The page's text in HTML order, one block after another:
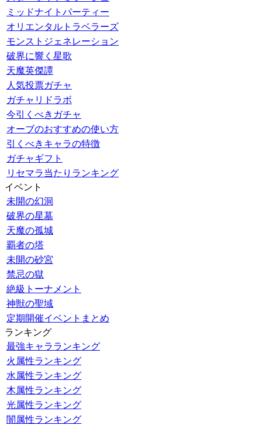
ミッドナイトパーティー
オリエンタルトラベラーズ
モンストジェネレーション
破界に響く星歌
天魔英傑譚
人気投票ガチャ
ガチャリドラボ
今引くべきガチャ
オーブのおすすめの使い方
引くべきキャラの特徴
ガチャギフト
リセマラ当たりランキング
イベント
未開の幻洞
破界の星墓
天魔の孤城
覇者の塔
未開の砂宮
禁忌の獄
絶級トーナメント
神獣の聖域
定期開催イベントまとめ
ランキング
最強キャラランキング
火属性ランキング
水属性ランキング
木属性ランキング
光属性ランキング
闇属性ランキング